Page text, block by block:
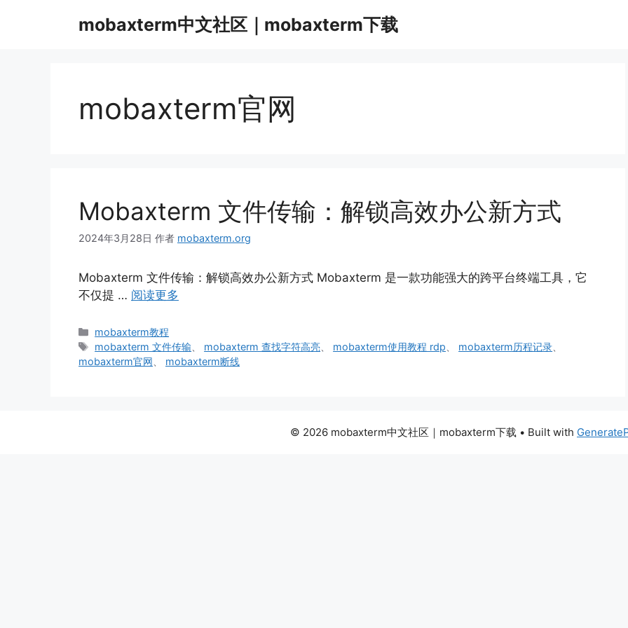
mobaxterm中文社区｜mobaxterm下载
mobaxterm官网
Mobaxterm 文件传输：解锁高效办公新方式
2024年3月28日 作者 mobaxterm.org
Mobaxterm 文件传输：解锁高效办公新方式 Mobaxterm 是一款功能强大的跨平台终端工具，它
不仅提 … 阅读更多
分
类
mobaxterm教程
标
签
mobaxterm 文件传输 mobaxterm 查找字符高亮 mobaxterm使用教程 rdp mobaxterm历程记录
mobaxterm官网
mobaxterm断线
© 2026 mobaxterm中文社区｜mobaxterm下载 • Built with